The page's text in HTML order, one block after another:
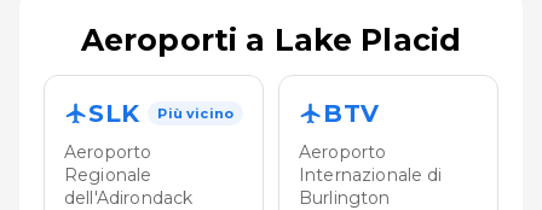
Aeroporti a Lake Placid
SLK Più vicino
Aeroporto
Regionale
dell'Adirondack
BTV
Aeroporto
Internazionale di
Burlington